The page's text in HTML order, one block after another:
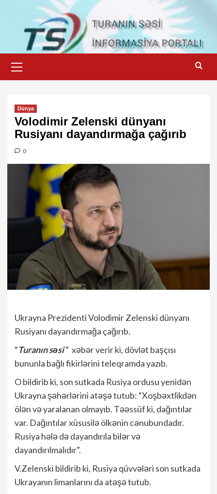
content
Menu
Dünya
Volodimir Zelenski dünyanı
Rusiyanı dayandırmağa çağırıb
0
Ukrayna Prezidenti Volodimir Zelenski dünyanı
Rusiyanı dayandırmağa çağırıb.
“Turanın səsi” xəbər verir ki, dövlət başçısı
bununla bağlı fikirlərini teleqramda yazıb.
O bildirib ki, son sutkada Rusiya ordusu yenidən
Ukrayna şəhərlərini atəşə tutub: “Xoşbəxtlikdən
ölən və yaralanan olmayıb. Təəssüf ki, dağıntılar
var. Dağıntılar xüsusilə ölkənin cənubundadır.
Rusiya hələ də dayandırıla bilər və
dayandırılmalıdır”.
V.Zelenski bildirib ki, Rusiya qüvvələri son sutkada
Ukrayanın limanlarını da atəşə tutub.